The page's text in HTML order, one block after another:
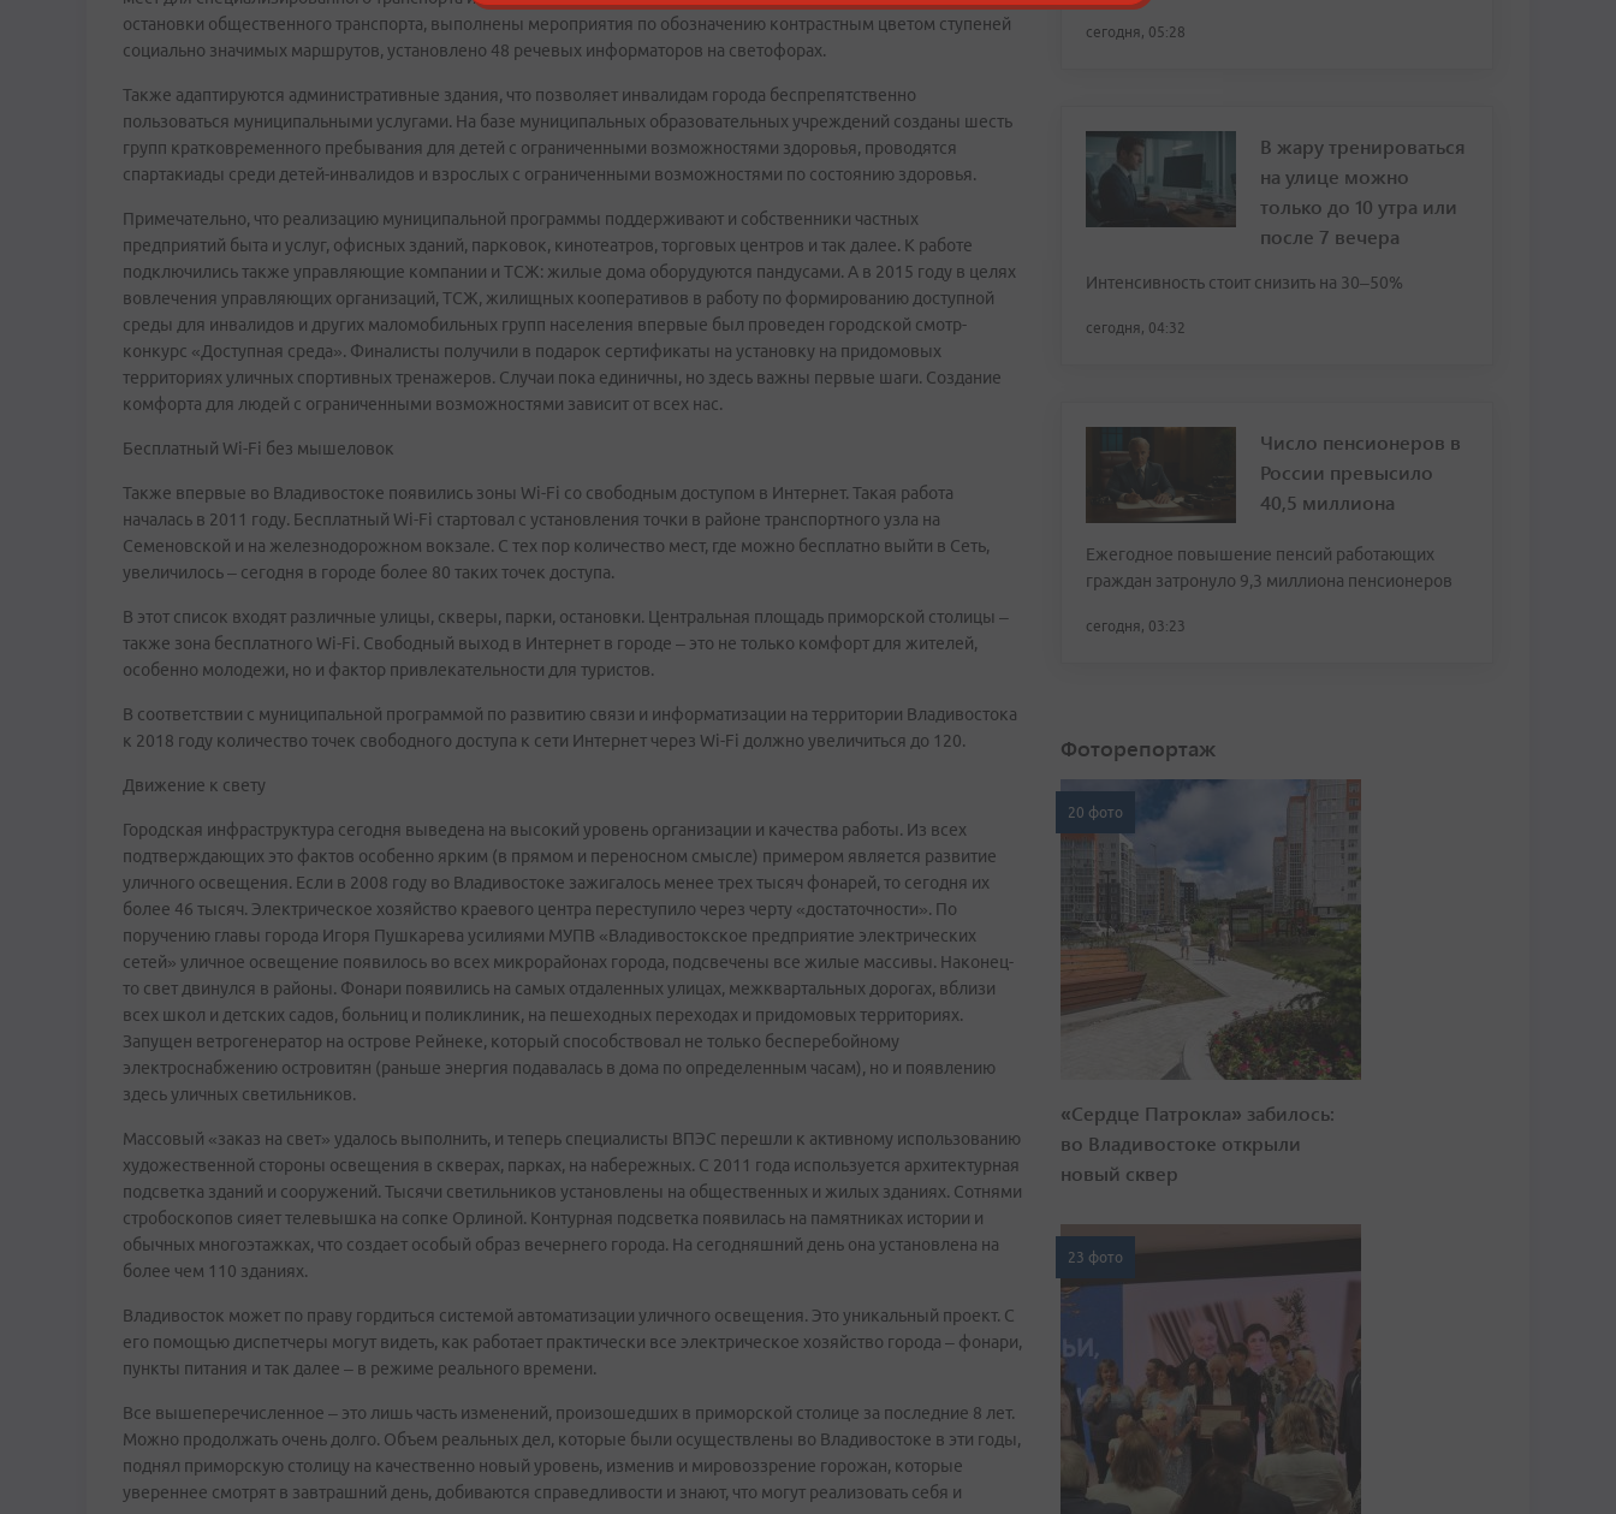
остановки общественного транспорта, выполнены мероприятия по обозначению контрастным цветом ступеней
социально значимых маршрутов, установлено 48 речевых информаторов на светофорах.
Также адаптируются административные здания, что позволяет инвалидам города беспрепятственно
пользоваться муниципальными услугами. На базе муниципальных образовательных учреждений созданы шесть
групп кратковременного пребывания для детей с ограниченными возможностями здоровья, проводятся
спартакиады среди детей-инвалидов и взрослых с ограниченными возможностями по состоянию здоровья.
Примечательно, что реализацию муниципальной программы поддерживают и собственники частных
предприятий быта и услуг, офисных зданий, парковок, кинотеатров, торговых центров и так далее. К работе
подключились также управляющие компании и ТСЖ: жилые дома оборудуются пандусами. А в 2015 году в целях
вовлечения управляющих организаций, ТСЖ, жилищных кооперативов в работу по формированию доступной
среды для инвалидов и других маломобильных групп населения впервые был проведен городской смотр-
конкурс «Доступная среда». Финалисты получили в подарок сертификаты на установку на придомовых
территориях уличных спортивных тренажеров. Случаи пока единичны, но здесь важны первые шаги. Создание
комфорта для людей с ограниченными возможностями зависит от всех нас.
Бесплатный Wi-Fi без мышеловок
Также впервые во Владивостоке появились зоны Wi-Fi со свободным доступом в Интернет. Такая работа
началась в 2011 году. Бесплатный Wi-Fi стартовал с установления точки в районе транспортного узла на
Семеновской и на железнодорожном вокзале. С тех пор количество мест, где можно бесплатно выйти в Сеть,
увеличилось – сегодня в городе более 80 таких точек доступа.
В этот список входят различные улицы, скверы, парки, остановки. Центральная площадь приморской столицы –
также зона бесплатного Wi-Fi. Свободный выход в Интернет в городе – это не только комфорт для жителей,
особенно молодежи, но и фактор привлекательности для туристов.
В соответствии с муниципальной программой по развитию связи и информатизации на территории Владивостока
к 2018 году количество точек свободного доступа к сети Интернет через Wi-Fi должно увеличиться до 120.
Движение к свету
Городская инфраструктура сегодня выведена на высокий уровень организации и качества работы. Из всех
подтверждающих это фактов особенно ярким (в прямом и переносном смысле) примером является развитие
уличного освещения. Если в 2008 году во Владивостоке зажигалось менее трех тысяч фонарей, то сегодня их
более 46 тысяч. Электрическое хозяйство краевого центра переступило через черту «достаточности». По
поручению главы города Игоря Пушкарева усилиями МУПВ «Владивостокское предприятие электрических
сетей» уличное освещение появилось во всех микрорайонах города, подсвечены все жилые массивы. Наконец-
то свет двинулся в районы. Фонари появились на самых отдаленных улицах, межквартальных дорогах, вблизи
всех школ и детских садов, больниц и поликлиник, на пешеходных переходах и придомовых территориях.
Запущен ветрогенератор на острове Рейнеке, который способствовал не только бесперебойному
электроснабжению островитян (раньше энергия подавалась в дома по определенным часам), но и появлению
здесь уличных светильников.
Массовый «заказ на свет» удалось выполнить, и теперь специалисты ВПЭС перешли к активному использованию
художественной стороны освещения в скверах, парках, на набережных. С 2011 года используется архитектурная
подсветка зданий и сооружений. Тысячи светильников установлены на общественных и жилых зданиях. Сотнями
стробоскопов сияет телевышка на сопке Орлиной. Контурная подсветка появилась на памятниках истории и
обычных многоэтажках, что создает особый образ вечернего города. На сегодняшний день она установлена на
более чем 110 зданиях.
Владивосток может по праву гордиться системой автоматизации уличного освещения. Это уникальный проект. С
его помощью диспетчеры могут видеть, как работает практически все электрическое хозяйство города – фонари,
пункты питания и так далее – в режиме реального времени.
Все вышеперечисленное – это лишь часть изменений, произошедших в приморской столице за последние 8 лет.
Можно продолжать очень долго. Объем реальных дел, которые были осуществлены во Владивостоке в эти годы,
поднял приморскую столицу на качественно новый уровень, изменив и мировоззрение горожан, которые
увереннее смотрят в завтрашний день, добиваются справедливости и знают, что могут реализовать себя и
сегодня, 05:28
В жару тренироваться
на улице можно
только до 10 утра или
после 7 вечера
Интенсивность стоит снизить на 30–50%
сегодня, 04:32
Число пенсионеров в
России превысило
40,5 миллиона
Ежегодное повышение пенсий работающих
граждан затронуло 9,3 миллиона пенсионеров
сегодня, 03:23
Фоторепортаж
20 фото
«Сердце Патрокла» забилось:
во Владивостоке открыли
новый сквер
23 фото